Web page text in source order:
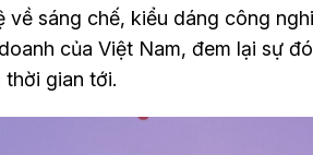
về sáng chế, kiểu dáng công
của Việt Nam, đem lại sự
thời gian tới.